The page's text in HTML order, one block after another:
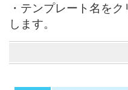
・テンプレート名を
します。